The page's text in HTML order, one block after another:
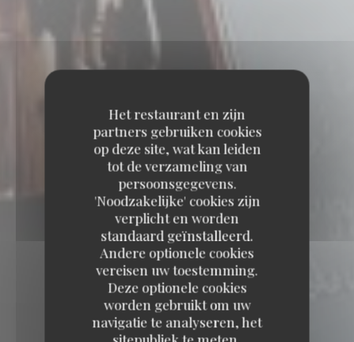
Het restaurant en zijn
partners gebruiken cookies
op deze site, wat kan leiden
tot de verzameling van
persoonsgegevens.
'Noodzakelijke' cookies zijn
verplicht en worden
standaard geïnstalleerd.
Andere optionele cookies
vereisen uw toestemming.
Deze optionele cookies
worden gebruikt om uw
navigatie te analyseren, het